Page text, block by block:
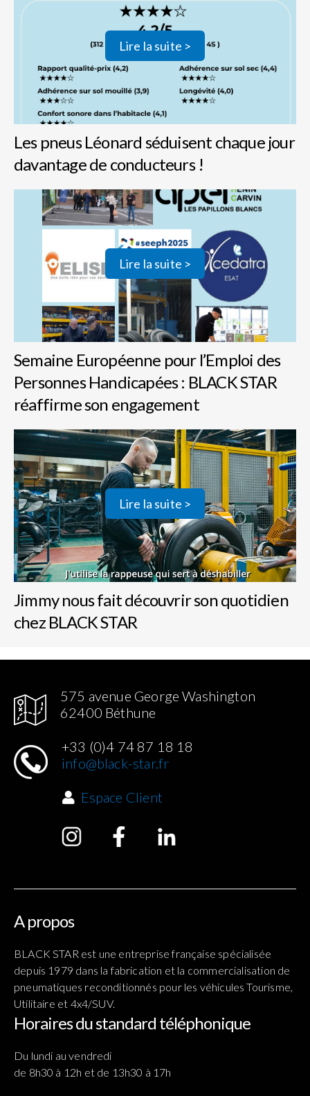
Lire la suite >
Les pneus Léonard séduisent chaque jour
davantage de conducteurs !
Lire la suite >
Semaine Européenne pour l’Emploi des
Personnes Handicapées : BLACK STAR
réaffirme son engagement
Lire la suite >
Jimmy nous fait découvrir son quotidien
chez BLACK STAR
575 avenue George Washington
62400 Béthune
+33 (0)4 74 87 18 18
info@black-star.fr
Espace Client
A propos
BLACK STAR est une entreprise française spécialisée
depuis 1979 dans la fabrication et la commercialisation de
pneumatiques reconditionnés pour les véhicules Tourisme,
Utilitaire et 4x4/SUV.
Horaires du standard téléphonique
Du lundi au vendredi
de 8h30 à 12h et de 13h30 à 17h